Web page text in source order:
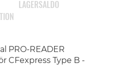
PRO-READER
CFexpress Type B -
LAGERSALDO